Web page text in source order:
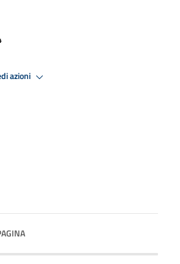
azioni